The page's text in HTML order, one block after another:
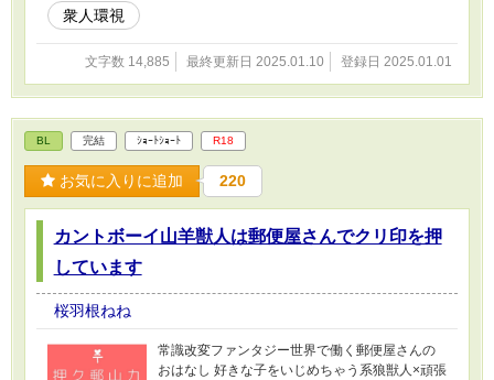
衆人環視
文字数 14,885 最終更新日 2025.01.10 登録日 2025.01.01
BL 完結 ｼｮｰﾄｼｮｰﾄ R18
お気に入りに追加 220
カントボーイ山羊獣人は郵便屋さんでクリ印を押
しています
桜羽根ねね
常識改変ファンタジー世界で働く郵便屋さんの
おはなし 好きな子をいじめちゃう系狼獣人×頑張